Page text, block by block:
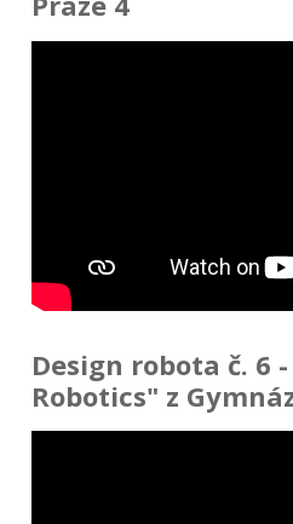
Design robota č. 6
Robotics" z